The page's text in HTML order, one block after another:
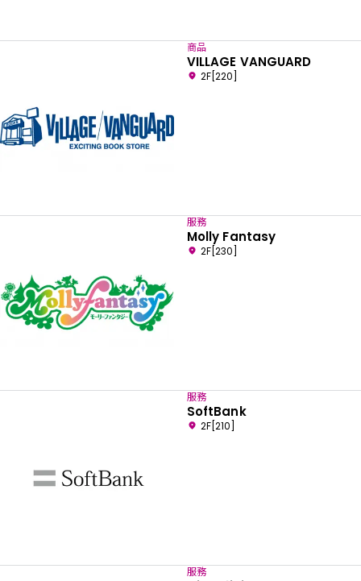
商品
VILLAGE VANGUARD
2F[220]
服務
Molly Fantasy
2F[230]
服務
SoftBank
2F[210]
服務